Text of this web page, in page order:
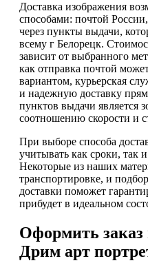
Доставка изображения
способами: почтой
через пункты выдачи,
всему г Белорецк.
зависит от выбранного
как отправка почтой
вариантом, курьерская
и надежную доставку
пунктов выдачи является
соотношению скорости и
При выборе способа
учитывать как сроки, так
Некоторые из наших
транспортировке, и
доставки поможет
прибудет в идеальном
Оформить заказ
Дрим арт